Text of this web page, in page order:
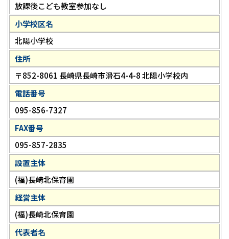
放課後こども教室参加なし
小学校区名
北陽小学校
住所
〒852-8061 長崎県長崎市滑石4-4-8 北陽小学校内
電話番号
095-856-7327
FAX番号
095-857-2835
設置主体
(福)長崎北保育園
経営主体
(福)長崎北保育園
代表者名